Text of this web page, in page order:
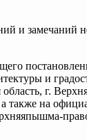
и замечаний
и
г.
также на